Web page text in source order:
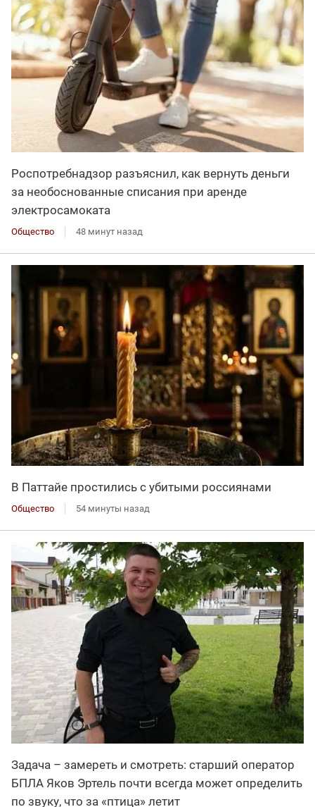
Роспотребнадзор разъяснил, как вернуть деньги
за необоснованные списания при аренде
электросамоката
Общество 48 минут назад
В Паттайе простились с убитыми россиянами
Общество 54 минуты назад
Задача – замереть и смотреть: старший оператор
БПЛА Яков Эртель почти всегда может определить
по звуку, что за «птица» летит